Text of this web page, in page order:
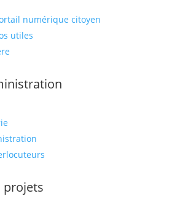
numérique citoyen
utiles
projets